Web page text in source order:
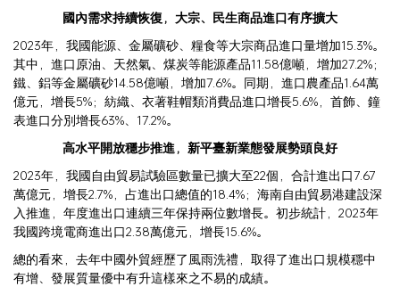
國內需求持續恢復，大宗、民生商品進口有序擴大
2023年，我國能源、金屬礦砂、糧食等大宗商品進口量增加15.3%。
其中，進口原油、天然氣、煤炭等能源產品11.58億噸，增加27.2%；
鐵、鋁等金屬礦砂14.58億噸，增加7.6%。同期，進口農產品1.64萬
億元，增長5%；紡織、衣著鞋帽類消費品進口增長5.6%，首飾、鐘
表進口分別增長63%、17.2%。
高水平開放穩步推進，新平臺新業態發展勢頭良好
2023年，我國自由貿易試驗區數量已擴大至22個，合計進出口7.67
萬億元，增長2.7%，占進出口總值的18.4%；海南自由貿易港建設深
入推進，年度進出口連續三年保持兩位數增長。初步統計，2023年
我國跨境電商進出口2.38萬億元，增長15.6%。
總的看來，去年中國外貿經歷了風雨洗禮，取得了進出口規模穩中
有增、發展質量優中有升這樣來之不易的成績。